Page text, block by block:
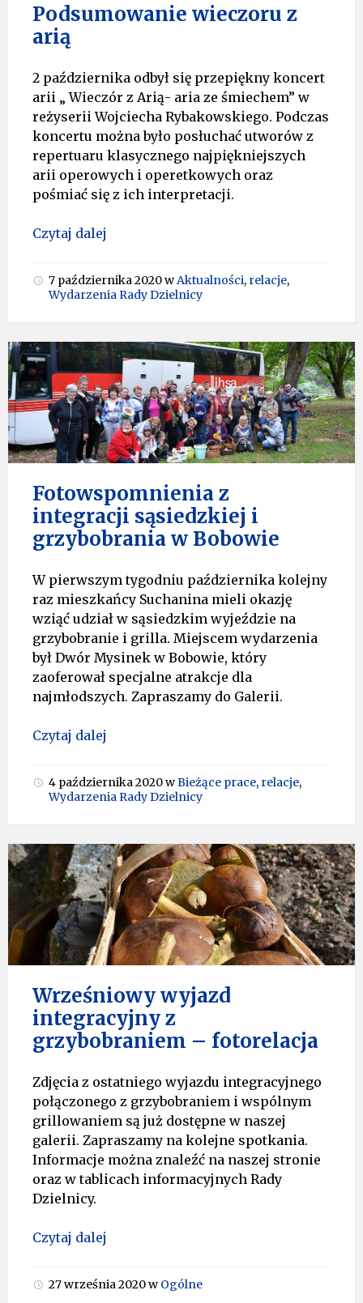
Podsumowanie wieczoru z
arią
2 października odbył się przepiękny koncert
arii „ Wieczór z Arią- aria ze śmiechem” w
reżyserii Wojciecha Rybakowskiego. Podczas
koncertu można było posłuchać utworów z
repertuaru klasycznego najpiękniejszych
arii operowych i operetkowych oraz
pośmiać się z ich interpretacji.
Czytaj dalej
7 października 2020wAktualności, relacje,
Wydarzenia Rady Dzielnicy
Fotowspomnienia z
integracji sąsiedzkiej i
grzybobrania w Bobowie
W pierwszym tygodniu października kolejny
raz mieszkańcy Suchanina mieli okazję
wziąć udział w sąsiedzkim wyjeździe na
grzybobranie i grilla. Miejscem wydarzenia
był Dwór Mysinek w Bobowie, który
zaoferował specjalne atrakcje dla
najmłodszych. Zapraszamy do Galerii.
Czytaj dalej
4 października 2020wBieżące prace, relacje,
Wydarzenia Rady Dzielnicy
Wrześniowy wyjazd
integracyjny z
grzybobraniem – fotorelacja
Zdjęcia z ostatniego wyjazdu integracyjnego
połączonego z grzybobraniem i wspólnym
grillowaniem są już dostępne w naszej
galerii. Zapraszamy na kolejne spotkania.
Informacje można znaleźć na naszej stronie
oraz w tablicach informacyjnych Rady
Dzielnicy.
Czytaj dalej
27 września 2020w Ogólne